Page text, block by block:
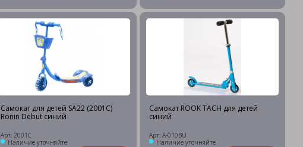
Самокат для детей SA22 (2001C)
Ronin Debut синий
Арт: 2001C
Наличие уточняйте
Самокат ROOK TACH для детей
синий
Арт: А-010BU
Наличие уточняйте